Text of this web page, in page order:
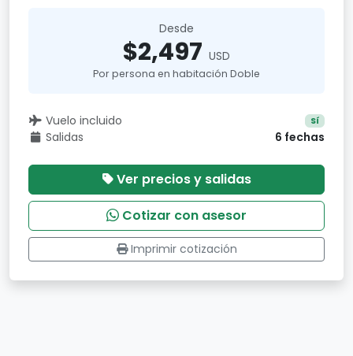
Desde
$2,497 USD
Por persona en habitación Doble
Vuelo incluido Sí
Salidas 6 fechas
Ver precios y salidas
Cotizar con asesor
Imprimir cotización